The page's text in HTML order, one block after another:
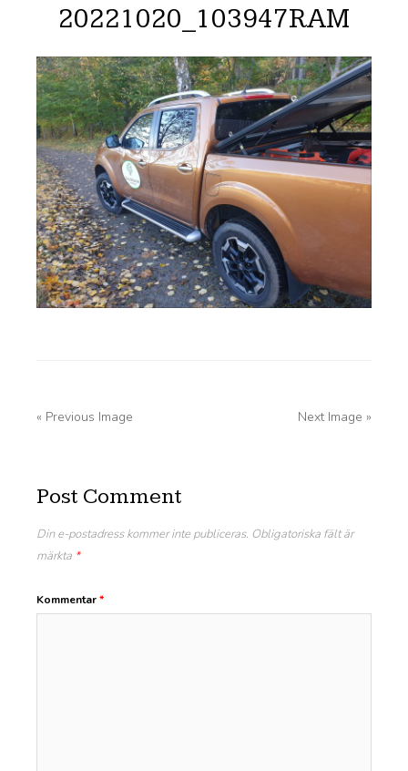
20221020_103947RAM
« Previous Image Next Image »
Post Comment
Din e-postadress kommer inte publiceras. Obligatoriska fält är
märkta *
Kommentar*